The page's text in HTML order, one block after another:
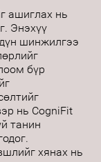
ашиглах нь
Энэхүү
шинжилгээ
бүр
нь CogniFit
танин
хянах нь